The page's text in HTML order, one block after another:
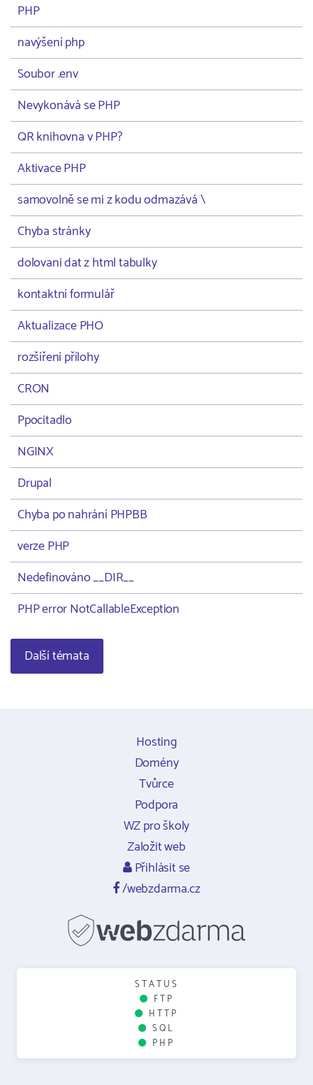
PHP
navýšení php
Soubor .env
Nevykonává se PHP
QR knihovna v PHP?
Aktivace PHP
samovolně se mi z kodu odmazává \
Chyba stránky
dolovani dat z html tabulky
kontaktní formulář
Aktualizace PHO
rozšíření přílohy
CRON
Ppocitadlo
NGINX
Drupal
Chyba po nahrání PHPBB
verze PHP
Nedefinováno __DIR__
PHP error NotCallableException
Další témata
Hosting
Domény
Tvůrce
Podpora
WZ pro školy
Založit web
Přihlásit se
/webzdarma.cz
STATUS
FTP
HTTP
SQL
PHP